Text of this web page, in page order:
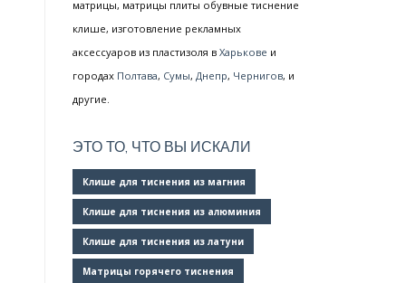
матрицы, матрицы плиты обувные тиснение
клише, изготовление рекламных
аксессуаров из пластизоля в Харькове и
городах Полтава, Сумы, Днепр, Чернигов, и
другие.
ЭТО ТО, ЧТО ВЫ ИСКАЛИ
Клише для тиснения из магния
Клише для тиснения из алюминия
Клише для тиснения из латуни
Матрицы горячего тиснения